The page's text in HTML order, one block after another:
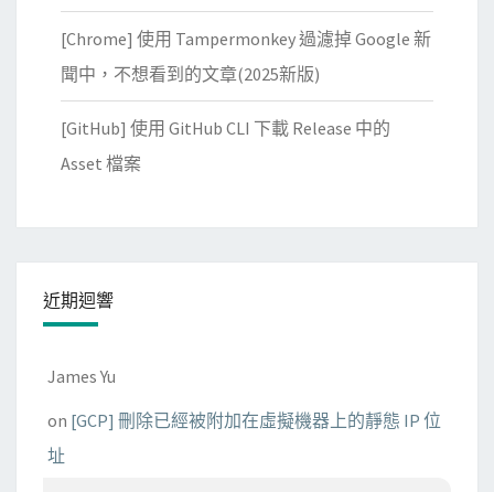
[Chrome] 使用 Tampermonkey 過濾掉 Google 新
聞中，不想看到的文章(2025新版)
[GitHub] 使用 GitHub CLI 下載 Release 中的
Asset 檔案
近期迴響
James Yu
on [GCP] 刪除已經被附加在虛擬機器上的靜態 IP 位
址